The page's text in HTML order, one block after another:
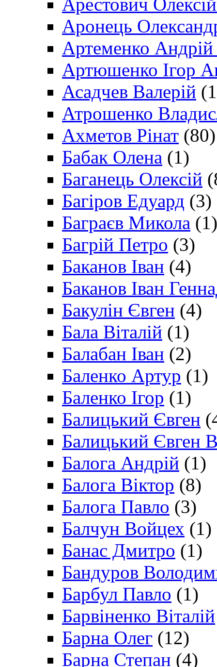
Аронець
Артеменко Андрій
Артюшенко Ігор
Асадчев Валерій
Атрошенко
Ахметов Рінат (80)
Бабак Олена (1)
Баганець Олексій
Багіров Едуард (3)
Баграєв Микола (1)
Багрій Петро (3)
Баканов Іван (4)
Баканов Іван
Бакулін Євген (4)
Бала Віталій (1)
Балабан Іван (2)
Баленко Артур (1)
Баленко Ігор (1)
Балицький Євген
Балицький Євген
Балога Андрій (1)
Балога Віктор (8)
Балога Павло (3)
Балчун Войцех (1)
Банас Дмитро (1)
Бандуров
Барбул Павло (1)
Барвіненко Віталій
Барна Олег (12)
Барна Степан (4)